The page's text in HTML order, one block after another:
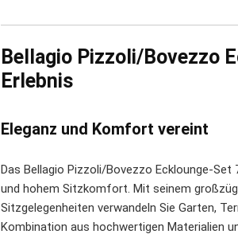
Bellagio Pizzoli/Bovezzo
Erlebnis
Eleganz und Komfort vereint
Das Bellagio Pizzoli/Bovezzo Ecklounge-
und hohem Sitzkomfort. Mit seinem
Sitzgelegenheiten verwandeln Sie Garten,
Kombination aus hochwertigen Materialien